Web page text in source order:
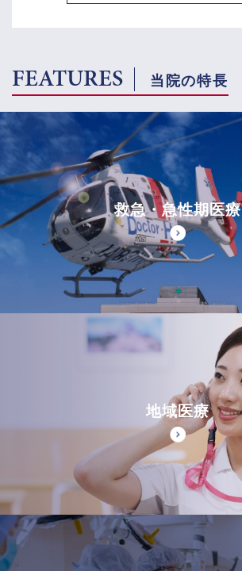
FEATURES 当院の特長
救急・急性期医療
地域医療